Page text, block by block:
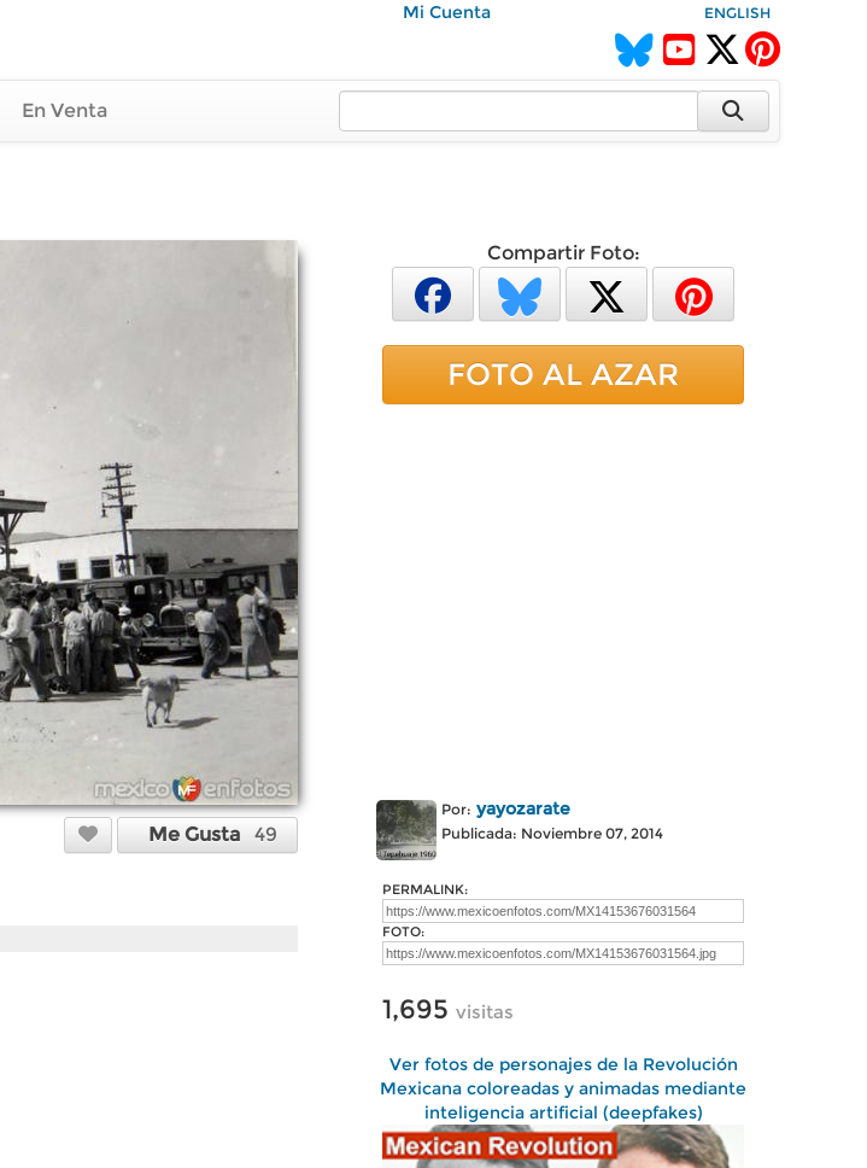
Mi Cuenta ENGLISH
En Venta
Me Gusta 49
Compartir Foto:
FOTO AL AZAR
Por: yayozarate
Publicada: Noviembre 07, 2014
PERMALINK:
FOTO:
1,695 visitas
Ver fotos de personajes de la Revolución
Mexicana coloreadas y animadas mediante
inteligencia artificial (deepfakes)